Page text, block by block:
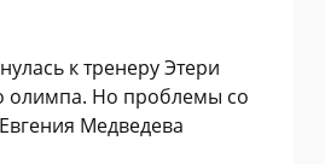
к тренеру Этери
олимпа. Но проблемы со
Медведева